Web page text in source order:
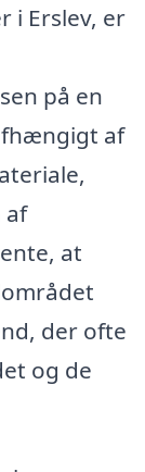
i Erslev, er
på en
af
af
at
der ofte
og de